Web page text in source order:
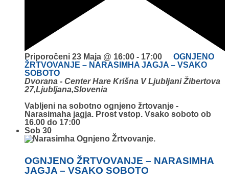
Priporočeni 23 Maja @ 16:00 - 17:00
OGNJENO
ŽRTVOVANJE – NARASIMHA JAGJA – VSAKO
SOBOTO
Dvorana - Center Hare Krišna V LjubljaniŽibertova
27,Ljubljana,Slovenia
Vabljeni na sobotno ognjeno žrtovanje -
Narasimaha jagja. Prost vstop. Vsako soboto ob
16.00 do 17:00
Sob 30
OGNJENO ŽRTVOVANJE – NARASIMHA
JAGJA – VSAKO SOBOTO